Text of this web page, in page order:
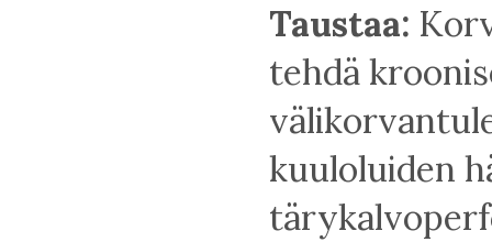
Taustaa:
tehdä
kuuloluiden